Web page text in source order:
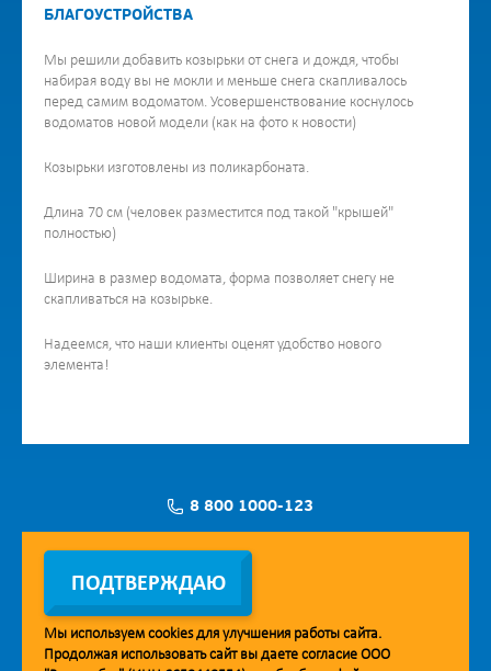
БЛАГОУСТРОЙСТВА
Мы решили добавить козырьки от снега и дождя, чтобы
набирая воду вы не мокли и меньше снега скапливалось
перед самим водоматом. Усовершенствование коснулось
водоматов новой модели (как на фото к новости)
Козырьки изготовлены из поликарбоната.
Длина 70 см (человек разместится под такой "крышей"
полностью)
Ширина в размер водомата, форма позволяет снегу не
скапливаться на козырьке.
Надеемся, что наши клиенты оценят удобство нового
элемента!
8 800 1000-123
Заявка на установку
ПОДТВЕРЖДАЮ
Мы используем cookiesдля улучшения работы сайта.
Продолжая использовать сайт вы даете согласие ООО